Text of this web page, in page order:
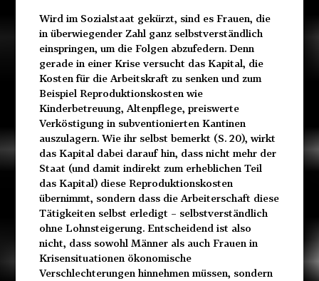
Wird im Sozialstaat gekürzt, sind es Frauen, die
in überwiegender Zahl ganz selbstverständlich
einspringen, um die Folgen abzufedern. Denn
gerade in einer Krise versucht das Kapital, die
Kosten für die Arbeitskraft zu senken und zum
Beispiel Reproduktionskosten wie
Kinderbetreuung, Altenpflege, preiswerte
Verköstigung in subventionierten Kantinen
auszulagern. Wie ihr selbst bemerkt (S. 20), wirkt
das Kapital dabei darauf hin, dass nicht mehr der
Staat (und damit indirekt zum erheblichen Teil
das Kapital) diese Reproduktionskosten
übernimmt, sondern dass die Arbeiterschaft diese
Tätigkeiten selbst erledigt – selbstverständlich
ohne Lohnsteigerung. Entscheidend ist also
nicht, dass sowohl Männer als auch Frauen in
Krisensituationen ökonomische
Verschlechterungen hinnehmen müssen, sondern